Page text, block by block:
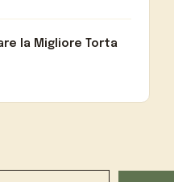
la Migliore Torta